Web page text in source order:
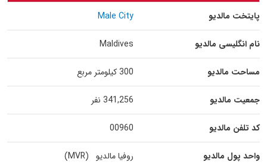
پایتخت مالدیو Male City
نام انگلیسی مالدیو Maldives
مساحت مالدیو 300 کیلومتر مربع
جمعیت مالدیو 341,256 نفر
کد تلفن مالدیو 00960
واحد پول مالدیو روفیا مالدیو (MVR)